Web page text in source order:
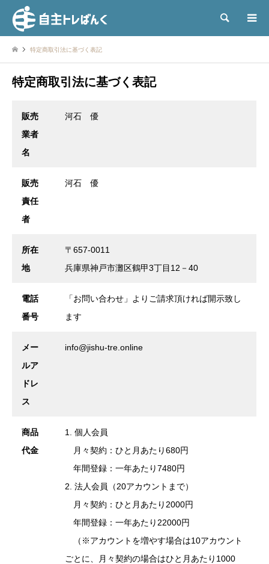
検索
特定商取引法に基づく表記
特定商取引法に基づく表記
販売
業者
名
河石 優
販売
責任
者
河石 優
所在
地
〒657-0011
兵庫県神戸市灘区鶴甲3丁目12－40
電話
番号
「お問い合わせ」よりご請求頂ければ開示致し
ます
メー
ルア
ドレ
ス
info@jishu-tre.online
商品
代金
1. 個人会員
月々契約：ひと月あたり680円
年間登録：一年あたり7480円
2. 法人会員（20アカウントまで）
月々契約：ひと月あたり2000円
年間登録：一年あたり22000円
（※アカウントを増やす場合は10アカウント
ごとに、月々契約の場合はひと月あたり1000